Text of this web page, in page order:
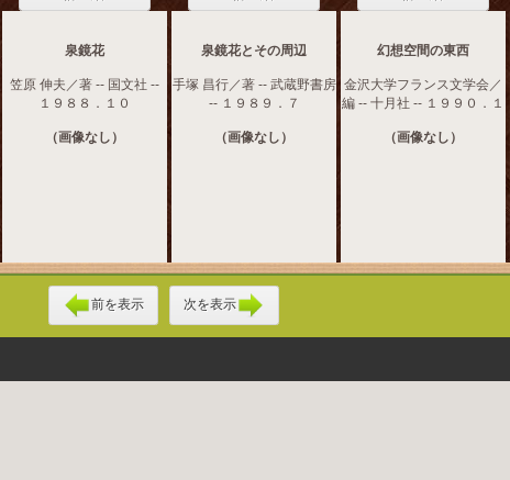
泉鏡花
笠原 伸夫／著 -- 国文社 --
１９８８．１０
（画像なし）
泉鏡花とその周辺
手塚 昌行／著 -- 武蔵野書房
-- １９８９．７
（画像なし）
幻想空間の東西
金沢大学フランス文学会／
編 -- 十月社 -- １９９０．１
（画像なし）
前を表示 次を表示